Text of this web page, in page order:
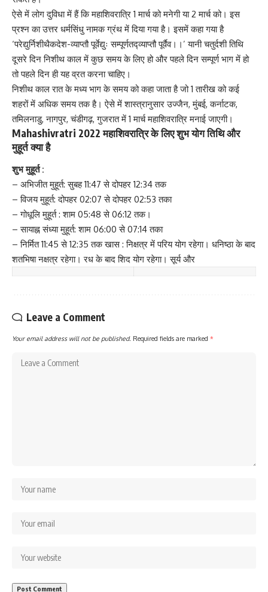
ऐसे में लोग दुविधा में हैं कि महाशिवरात्रि 1 मार्च को मनेगी या 2 मार्च को। इस
प्रश्न का उत्तर धर्मसिंधु नामक ग्रंथ में दिया गया है। इसमें कहा गया है
‘परेद्युर्निशीथैकदेश-व्याप्तौ पूर्वेद्युः सम्पूर्णतद्व्याप्तौ पूर्वैव।।’ यानी चतुर्दशी तिथि
दूसरे दिन निशीथ काल में कुछ समय के लिए हो और पहले दिन सम्पूर्ण भाग में हो
तो पहले दिन ही यह व्रत करना चाहिए।
निशीथ काल रात के मध्य भाग के समय को कहा जाता है जो 1 तारीख को कई
शहरों में अधिक समय तक है। ऐसे में शास्त्रानुसार उज्जैन, मुंबई, कर्नाटक,
तमिलनाडु, नागपुर, चंडीगढ़, गुजरात में 1 मार्चमहाशिवरात्रिमनाई जाएगी।
Mahashivratri 2022 महाशिवरात्रि के लिए शुभ योग तिथि और
मुहूर्त क्या है
शुभ मुहूर्त :
– अभिजीत मुहूर्त: सुबह 11:47 से दोपहर 12:34 तक
– विजय मुहूर्त: दोपहर 02:07 से दोपहर 02:53 तका
– गोधूलि मुहूर्त : शाम 05:48 से 06:12 तक।
– सायाह्न संध्या मुहूर्त: शाम 06:00 से 07:14 तका
– निर्मित 11:45 से 12:35 तक खास : निक्षत्र में परिय योग रहेगा। धनिष्ठा के बाद
शतभिषा नक्षत्र रहेगा। रध के बाद शिद योग रहेगा। सूर्य और
Leave a Comment
Your email address will not be published. Required fields are marked *